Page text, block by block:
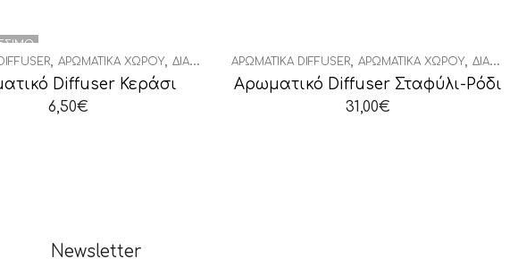
, ΑΡΩΜΑΤΙΚΆ ΧΏΡΟΥ, ΔΙΑΚΟΣΜΗΤΙΚΆ
Diffuser Κεράσι
6,50€
ΑΡΩΜΑΤΙΚΆ DIFFUSER, ΑΡΩΜΑΤΙΚΆ ΧΏΡΟΥ, ΔΙΑΚΟΣΜΗΤΙΚΆ
Αρωματικό Diffuser Σταφύλι-Ρόδι
31,00€
Newsletter